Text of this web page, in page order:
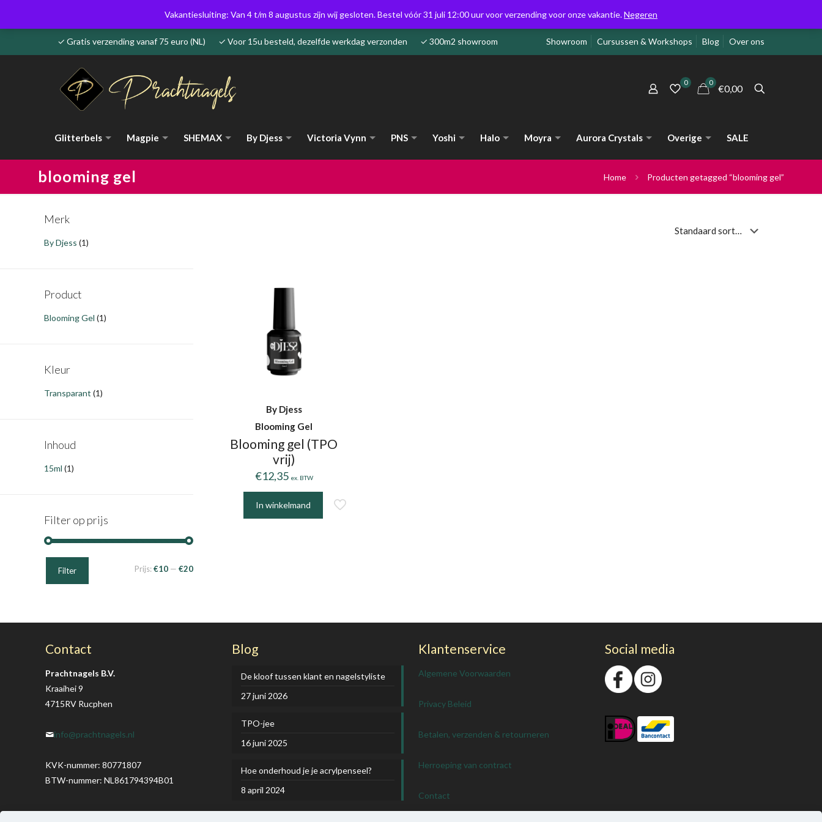
✓ Gratis verzending vanaf 75 euro (NL) ✓ Voor 15u besteld, dezelfde werkdag verzonden ✓ 300m2 showroom Showroom Cursussen & Workshops Blog Over ons
0 0
€0,00
Glitterbels Magpie SHEMAX By Djess Victoria Vynn PNS Yoshi Halo Moyra Aurora Crystals Overige SALE
blooming gel Home Producten getagged “blooming gel”
By Djess
Blooming Gel
Blooming gel (TPO
vrij)
€12,35 ex. BTW
In winkelmand
Merk
By Djess (1)
Product
Blooming Gel (1)
Kleur
Transparant (1)
Inhoud
15ml (1)
Filter op prijs
Filter Prijs:€10 —€20
Contact
Prachtnagels B.V.
Kraaihei 9
4715RV Rucphen
info@prachtnagels.nl
KVK-nummer: 80771807
BTW-nummer: NL861794394B01
Blog
De kloof tussen klant en nagelstyliste
27 juni 2026
TPO-jee
16 juni 2025
Hoe onderhoud je je acrylpenseel?
8 april 2024
Klantenservice
Algemene Voorwaarden
Privacy Beleid
Betalen, verzenden & retourneren
Herroeping van contract
Contact
Social media
Vakantiesluiting: Van 4 t/m 8 augustus zijn wij gesloten. Bestel vóór 31 juli 12:00 uur voor verzending voor onze vakantie.Negeren